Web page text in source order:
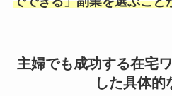
主婦でも成功する在宅
した具体的